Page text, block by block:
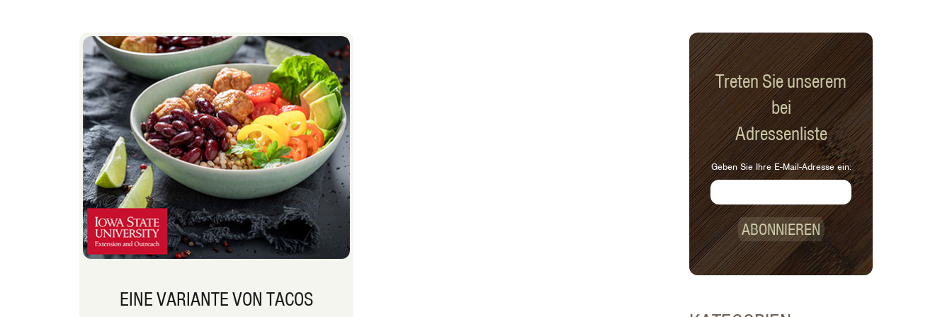
EINE VARIANTE VON TACOS
Treten Sie unserem
bei
Adressenliste
Geben Sie Ihre E-Mail-Adresse ein:
ABONNIEREN